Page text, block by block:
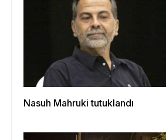
Nasuh Mahruki tutuklandı